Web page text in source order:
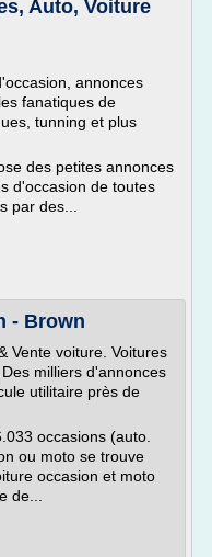
Auto, Voiture
annonces
fanatiques de
tunning et plus
des petites annonces
d'occasion de toutes
par des...
- Brown
Vente voiture. Voitures
milliers d'annonces
utilitaire près de
occasions (auto.
ou moto se trouve
occasion et moto
de...